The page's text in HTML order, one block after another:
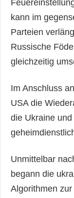
kann im
Parteien
Russische
gleichzeitig
Im Anschluss
USA die
die Ukraine
Unmittelbar
begann die
Algorithmen